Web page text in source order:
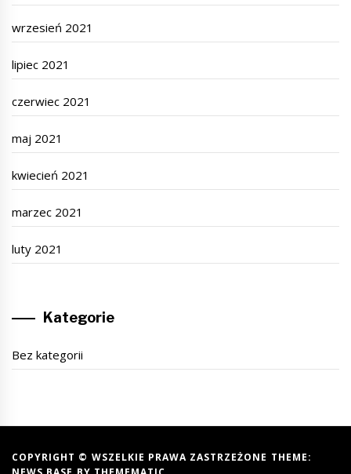
wrzesień 2021
lipiec 2021
czerwiec 2021
maj 2021
kwiecień 2021
marzec 2021
luty 2021
Kategorie
Bez kategorii
COPYRIGHT © WSZELKIE PRAWA ZASTRZEŻONE THEME: